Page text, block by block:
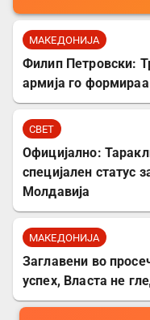
МАКЕДОНИЈА
Филип Петровски:
армија го
СВЕТ
Официјално:
специјален статус
Молдавија
МАКЕДОНИЈА
Заглавени во
успех, Власта не